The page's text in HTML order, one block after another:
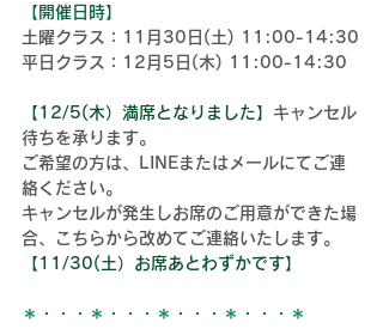
【開催日時】
土曜クラス：11月30日(土) 11:00-14:30
平日クラス：12月5日(木) 11:00-14:30
【12/5(木）満席となりました】 キャンセル
待ちを承ります。
ご希望の方は、LINEまたはメールにてご連
絡ください。
キャンセルが発生しお席のご用意ができた場
合、こちらから改めてご連絡いたします。
【11/30(土）お席あとわずかです】
＊・・・＊・・・＊・・・＊・・・＊